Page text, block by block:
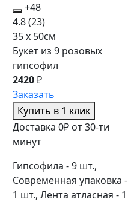
+48
4.8(23)
35 x 50см
Букет из 9 розовых
гипсофил
2420₽
Заказать
Купить в 1 клик
Доставка 0₽ от 30-ти
минут
Гипсофила - 9 шт.,
Современная упаковка -
1 шт., Лента атласная - 1